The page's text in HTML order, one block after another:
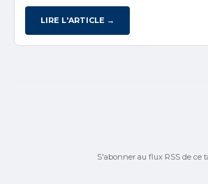
LIRE L'ARTICLE →
S'abonner au flux RSS de ce